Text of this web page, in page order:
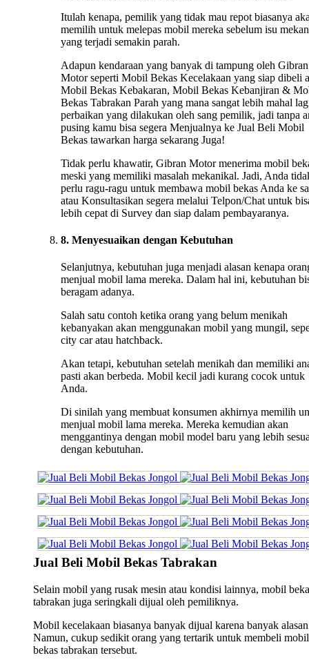
Itulah kenapa, pemilik yang tidak mau repot biasanya
memilih untuk melepas mobil mereka sebelum isu
yang terjadi semakin parah.
Adapun kendaraan yang banyak di tampung oleh Gibran
Motor seperti Mobil Bekas Kecelakaan yang siap dibeli
Mobil Bekas Kebakaran, Mobil Bekas Kebanjiran &
Bekas Tabrakan Parah yang mana sangat lebih mahal
perbaikan yang dilakukan oleh sang pemilik, jadi tanpa
pusing kamu bisa segera Menjualnya ke Jual Beli Mobil
Bekas tawarkan harga sekarang Juga!
Tidak perlu khawatir, Gibran Motor menerima mobil
meski yang memiliki masalah mekanikal. Jadi, Anda
perlu ragu-ragu untuk membawa mobil bekas Anda ke
atau Konsultasikan segera melalui Telpon/Chat untuk
lebih cepat di Survey dan siap dalam pembayaranya.
8. Menyesuaikan dengan Kebutuhan
Selanjutnya, kebutuhan juga menjadi alasan kenapa
menjual mobil lama mereka. Dalam hal ini, kebutuhan
beragam adanya.
Salah satu contoh ketika orang yang belum menikah
kebanyakan akan menggunakan mobil yang mungil,
city car atau hatchback.
Akan tetapi, kebutuhan setelah menikah dan memiliki
pasti akan berbeda. Mobil kecil jadi kurang cocok untuk
Anda.
Di sinilah yang membuat konsumen akhirnya memilih
menjual mobil lama mereka. Mereka kemudian akan
menggantinya dengan mobil model baru yang lebih
dengan kebutuhan.
Jual Beli Mobil Bekas Tabrakan
Selain mobil yang rusak mesin atau kondisi lainnya, mobil
tabrakan juga seringkali dijual oleh pemiliknya.
Mobil kecelakaan biasanya banyak dijual karena banyak
Namun, cukup sedikit orang yang tertarik untuk membeli mobil
bekas tabrakan tersebut.